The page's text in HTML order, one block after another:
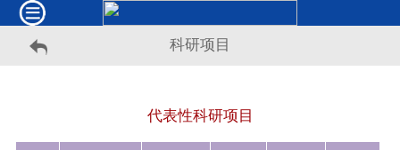
科研项目
代表性科研项目